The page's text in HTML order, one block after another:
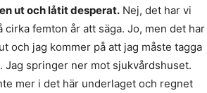
ut och låtit desperat. Nej, det har vi
femton år att säga. Jo, men det har
och jag kommer på att jag måste tagga
Jag springer ner mot sjukvårdshuset.
mer i det här underlaget och regnet